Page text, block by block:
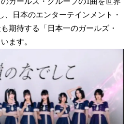
、日本のエンターテインメント・
期待する「日本一のガールズ・
ます。